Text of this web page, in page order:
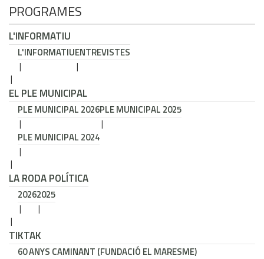
PROGRAMES
L'INFORMATIU
L'INFORMATIUENTREVISTES
EL PLE MUNICIPAL
PLE MUNICIPAL 2026PLE MUNICIPAL 2025
PLE MUNICIPAL 2024
LA RODA POLÍTICA
20262025
TIKTAK
60 ANYS CAMINANT (FUNDACIÓ EL MARESME)